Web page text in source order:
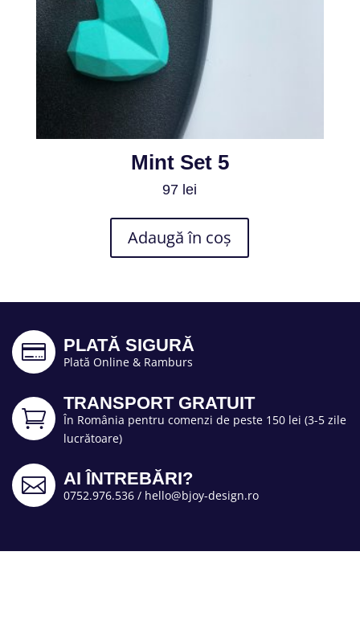
Mint Set 5
97 lei
Adaugă în coș
 PLATĂ SIGURĂ
Plată Online & Ramburs

TRANSPORT GRATUIT
În România pentru comenzi de peste 150 lei (3-5 zile
lucrătoare)
 AI ÎNTREBĂRI?
0752.976.536 / hello@bjoy-design.ro